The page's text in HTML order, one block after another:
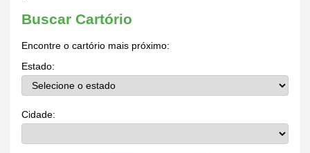
Buscar Cartório
Encontre o cartório mais próximo:
Estado:
Cidade: